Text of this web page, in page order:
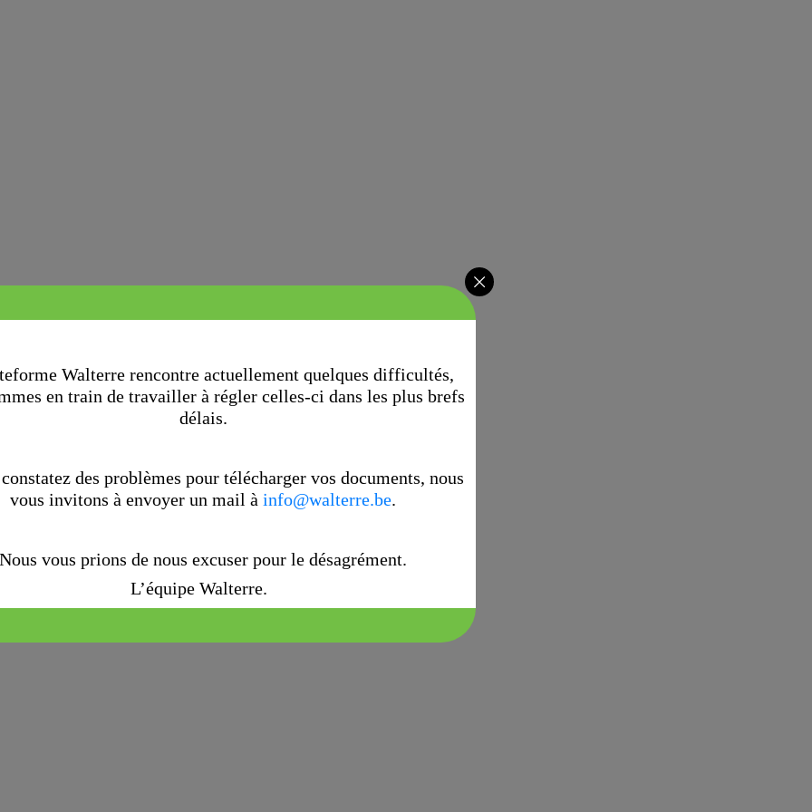
Walterre rencontre actuellement quelques difficultés,
en train de travailler à régler celles-ci dans les plus brefs
délais.
des problèmes pour télécharger vos documents, nous
vous invitons à envoyer un mail à info@walterre.be.
Nous vous prions de nous excuser pour le désagrément.
L’équipe Walterre.